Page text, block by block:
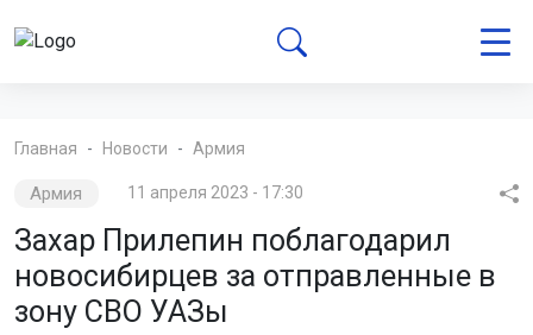
Главная Новости Армия
Армия 11 апреля 2023 - 17:30
Захар Прилепин поблагодарил
новосибирцев за отправленные в
зону СВО УАЗы